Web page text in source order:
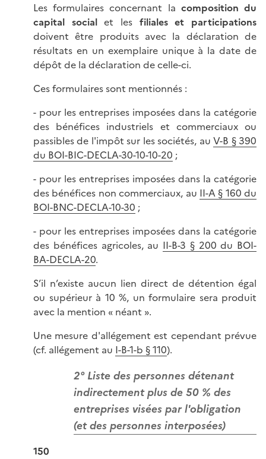
Les formulaires concernant la composition du
capital socialet les filiales et participations
doivent être produits avec la déclaration de
résultats en un exemplaire unique à la date de
dépôt de la déclaration de celle-ci.
Ces formulaires sont mentionnés :
- pour les entreprises imposées dans la catégorie
des bénéfices industriels et commerciaux ou
passibles de l'impôt sur les sociétés, auV-B § 390
du BOI-BIC-DECLA-30-10-10-20 ;
- pour les entreprises imposées dans la catégorie
des bénéfices non commerciaux, au II-A § 160 du
BOI-BNC-DECLA-10-30 ;
- pour les entreprises imposées dans la catégorie
des bénéfices agricoles, au II-B-3 § 200 du BOI-
BA-DECLA-20.
S’il n’existe aucun lien direct de détention égal
ou supérieur à 10 %, un formulaire sera produit
avec la mention « néant ».
Une mesure d'allégement est cependant prévue
(cf. allégement au I-B-1-b § 110).
2° Liste des personnes détenant
indirectement plus de 50 % des
entreprises visées par l'obligation
(et des personnes interposées)
150